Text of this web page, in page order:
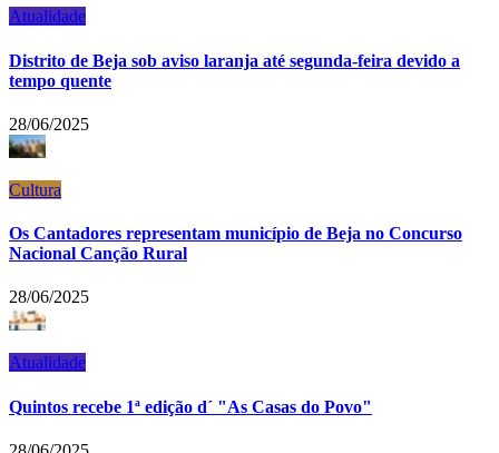
Atualidade
Distrito de Beja sob aviso laranja até segunda-feira devido a
tempo quente
28/06/2025
Cultura
Os Cantadores representam município de Beja no Concurso
Nacional Canção Rural
28/06/2025
Atualidade
Quintos recebe 1ª edição d´ "As Casas do Povo"